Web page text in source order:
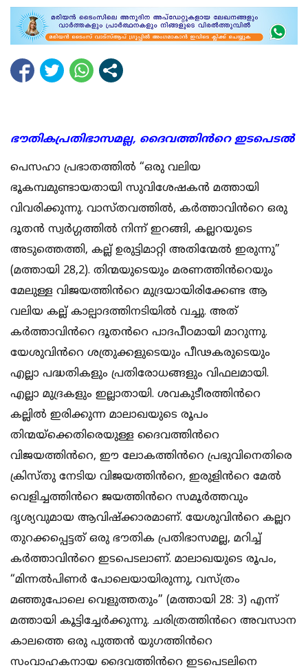
ഭൗതികപ്രതിഭാസമല്ല, ദൈവത്തിൻറെ ഇടപെടൽ
പെസഹാ പ്രഭാതത്തിൽ “ഒരു വലിയ
ഭൂകമ്പമുണ്ടായതായി സുവിശേഷകൻ മത്തായി
വിവരിക്കുന്നു. വാസ്തവത്തിൽ, കർത്താവിൻറെ ഒരു
ദൂതൻ സ്വർഗ്ഗത്തിൽ നിന്ന് ഇറങ്ങി, കല്ലറയുടെ
അടുത്തെത്തി, കല്ല് ഉരുട്ടിമാറ്റി അതിന്മേൽ ഇരുന്നു”
(മത്തായി 28,2). തിന്മയുടെയും മരണത്തിൻറെയും
മേലുള്ള വിജയത്തിൻറെ മുദ്രയായിരിക്കേണ്ട ആ
വലിയ കല്ല് കാല്പാദത്തിനടിയിൽ വച്ചു. അത്
കർത്താവിൻറെ ദൂതൻറെ പാദപീഠമായി മാറുന്നു.
യേശുവിൻറെ ശത്രുക്കളുടെയും പീഢകരുടെയും
എല്ലാ പദ്ധതികളും പ്രതിരോധങ്ങളും വിഫലമായി.
എല്ലാ മുദ്രകളും ഇല്ലാതായി. ശവകുടീരത്തിൻറെ
കല്ലിൽ ഇരിക്കുന്ന മാലാഖയുടെ രൂപം
തിന്മയ്ക്കെതിരെയുള്ള ദൈവത്തിൻറെ
വിജയത്തിൻറെ, ഈ ലോകത്തിൻറെ പ്രഭുവിനെതിരെ
ക്രിസ്തു നേടിയ വിജയത്തിൻറെ, ഇരുളിൻറെ മേൽ
വെളിച്ചത്തിൻറെ ജയത്തിൻറെ സമൂർത്തവും
ദൃശ്യവുമായ ആവിഷ്ക്കാരമാണ്. യേശുവിൻറെ കല്ലറ
തുറക്കപ്പെട്ടത് ഒരു ഭൗതിക പ്രതിഭാസമല്ല, മറിച്ച്
കർത്താവിൻറെ ഇടപെടലാണ്. മാലാഖയുടെ രൂപം,
“മിന്നൽപിണർ പോലെയായിരുന്നു, വസ്ത്രം
മഞ്ഞുപോലെ വെളുത്തതും” (മത്തായി 28: 3) എന്ന്
മത്തായി കൂട്ടിച്ചേർക്കുന്നു. ചരിത്രത്തിൻറെ അവസാന
കാലത്തെ ഒരു പുത്തൻ യുഗത്തിൻറെ
സംവാഹകനായ ദൈവത്തിൻറെ ഇടപെടലിനെ